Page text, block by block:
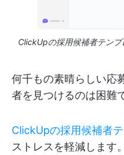
ClickUpの採用候補者テン
何千もの素晴らしい応
者を見つけるのは困難
ClickUpの採用候補者
ストレスを軽減します